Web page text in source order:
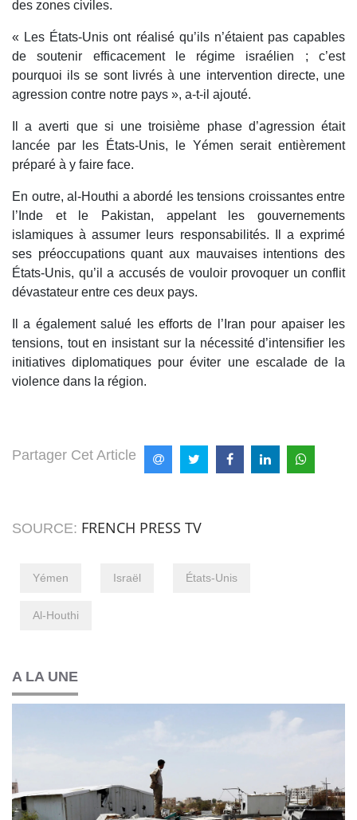
des zones civiles.
« Les États-Unis ont réalisé qu’ils n’étaient pas capables
de soutenir efficacement le régime israélien ; c’est
pourquoi ils se sont livrés à une intervention directe, une
agression contre notre pays », a-t-il ajouté.
Il a averti que si une troisième phase d’agression était
lancée par les États-Unis, le Yémen serait entièrement
préparé à y faire face.
En outre, al-Houthi a abordé les tensions croissantes entre
l’Inde et le Pakistan, appelant les gouvernements
islamiques à assumer leurs responsabilités. Il a exprimé
ses préoccupations quant aux mauvaises intentions des
États-Unis, qu’il a accusés de vouloir provoquer un conflit
dévastateur entre ces deux pays.
Il a également salué les efforts de l’Iran pour apaiser les
tensions, tout en insistant sur la nécessité d’intensifier les
initiatives diplomatiques pour éviter une escalade de la
violence dans la région.
Partager Cet Article
SOURCE: FRENCH PRESS TV
Yémen Israël États-Unis
Al-Houthi
A LA UNE